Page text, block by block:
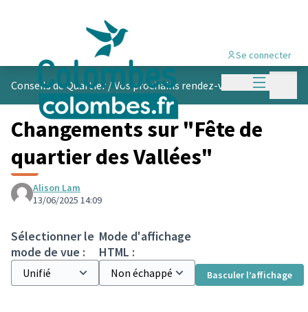
Menu
Se connecter
Conseils de Quartier /Vos prochains rendez-vous
Changements sur "Fête de
quartier des Vallées"
Alison Lam
13/06/2025 14:09
Sélectionner le
mode de vue :
Mode d'affichage
HTML :
Basculer l’affichage